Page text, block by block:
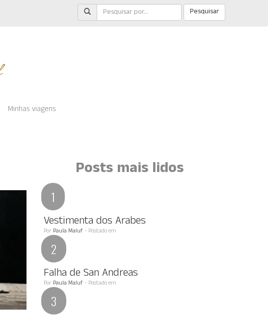
Pesquisar
Minhas viagens
Posts mais lidos
Vestimenta dos Arabes
Por Paula Maluf - Postado em
Falha de San Andreas
Por Paula Maluf - Postado em